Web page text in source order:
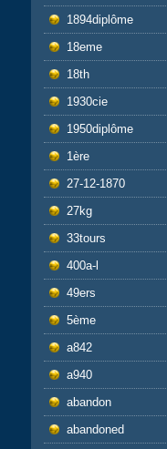
1894diplôme
18eme
18th
1930cie
1950diplôme
1ère
27-12-1870
27kg
33tours
400a-l
49ers
5ème
a842
a940
abandon
abandoned